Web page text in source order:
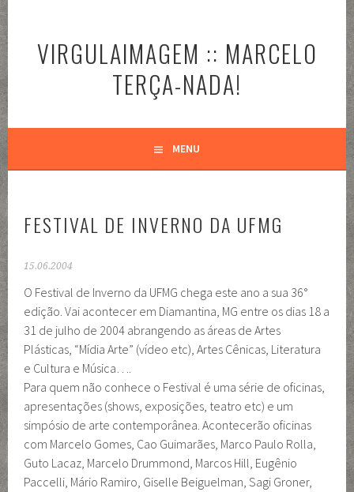
o
conteúdoVIRGULAIMAGEM :: MARCELO
TERÇA-NADA!
MENU
FESTIVAL DE INVERNO DA UFMG
15.06.2004
O Festival de Inverno da UFMG chega este ano a sua 36°
edição. Vai acontecer em Diamantina, MG entre os dias 18 a
31 de julho de 2004 abrangendo as áreas de Artes
Plásticas, “Mídia Arte” (vídeo etc), Artes Cênicas, Literatura
e Cultura e Música….
Para quem não conhece o Festival é uma série de oficinas,
apresentações (shows, exposições, teatro etc) e um
simpósio de arte contemporânea. Acontecerão oficinas
com Marcelo Gomes, Cao Guimarães, Marco Paulo Rolla,
Guto Lacaz, Marcelo Drummond, Marcos Hill, Eugênio
Paccelli, Mário Ramiro, Giselle Beiguelman, Sagi Groner,